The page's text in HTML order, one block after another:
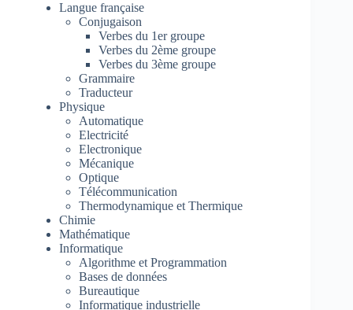
Langue française
Conjugaison
Verbes du 1er groupe
Verbes du 2ème groupe
Verbes du 3ème groupe
Grammaire
Traducteur
Physique
Automatique
Electricité
Electronique
Mécanique
Optique
Télécommunication
Thermodynamique et Thermique
Chimie
Mathématique
Informatique
Algorithme et Programmation
Bases de données
Bureautique
Informatique industrielle